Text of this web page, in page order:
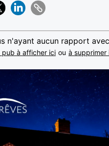
n'ayant aucun rapport
pub à afficher ici ou à supprimer